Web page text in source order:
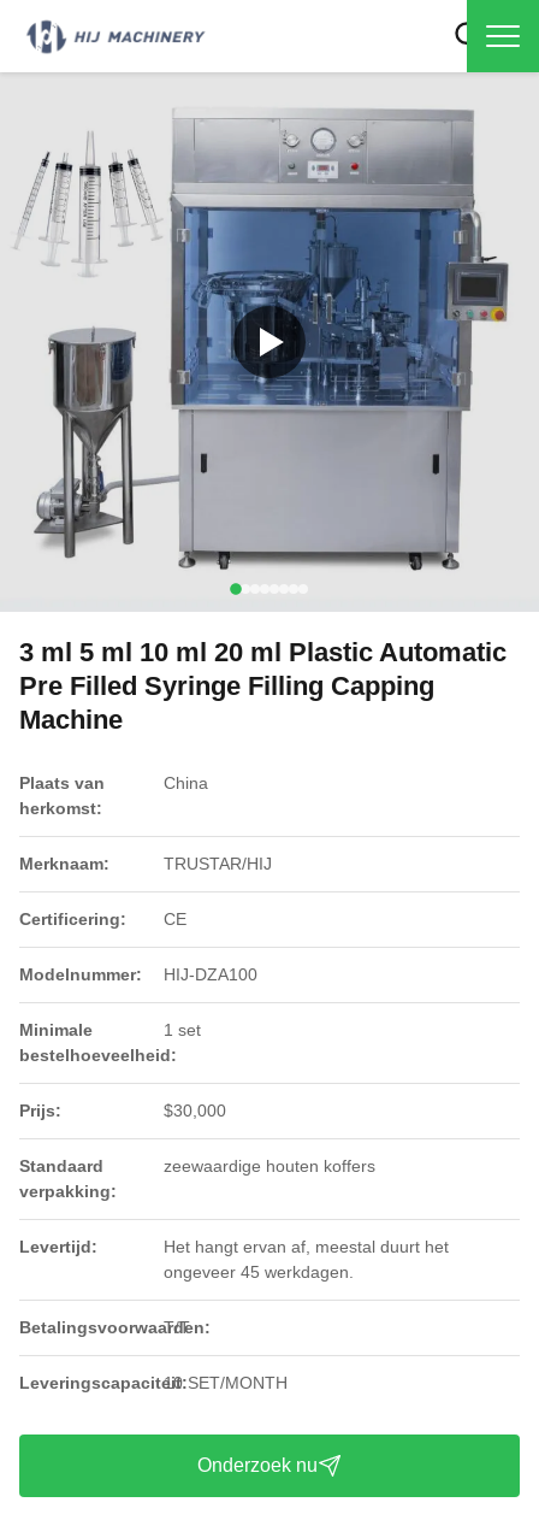
3 ml 5 ml 10 ml 20 ml Plastic Automatic
Pre Filled Syringe Filling Capping
Machine
Plaats van
herkomst:
China
Merknaam: TRUSTAR/HIJ
Certificering: CE
Modelnummer: HIJ-DZA100
Minimale
bestelhoeveelheid:
1 set
Prijs: $30,000
Standaard
verpakking:
zeewaardige houten koffers
Levertijd:
Het hangt ervan af, meestal duurt het
ongeveer 45 werkdagen.
Betalingsvoorwaarden:
T/T
Leveringscapaciteit:10 SET/MONTH
Onderzoek nu